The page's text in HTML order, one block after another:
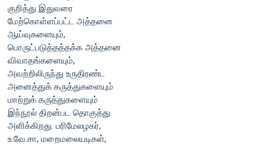
குறித்து இதுவரை
மேற்கொள்ளப்பட்ட அத்தனை
ஆய்வுகளையும்‌,
பொருட்படுத்தத்தக்க அத்தனை
விவாதங்களையும்‌,
அவற்றிலிருந்து உருதிரண்ட
அனைத்துக்‌ கருத்துகளையும்‌
மாற்றுக்‌ கருத்துகளையும்‌
இந்நூல்‌ திறன்பட தொகுத்து
அளிக்கிறது. பரிமேலழகர்‌,
உ.வே.சா, மறைமலையடிகள்‌,